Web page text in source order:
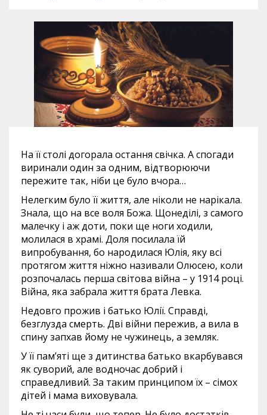
На її столі догорала остання свічка. А спогади
виринали один за одним, відтворюючи
пережите так, ніби це було вчора…
Нелегким було її життя, але ніколи не нарікала.
Знала, що на все воля Божа. Щонеділі, з самого
малечку і аж доти, поки ще ноги ходили,
молилася в храмі. Доля посилала їй
випробування, бо народилася Юлія, яку всі
протягом життя ніжно називали Олюсею, коли
розпочалась перша світова війна – у 1914 році.
Війна, яка забрала життя брата Левка.
Недовго прожив і батько Юлії. Справді,
безглузда смерть. Дві війни пережив, а вила в
спину запхав йому не чужинець, а земляк.
У її пам’яті ще з дитинства батько вкарбувався
як суворий, але водночас добрий і
справедливий. За таким принципом їх – сімох
дітей і мама виховувала.